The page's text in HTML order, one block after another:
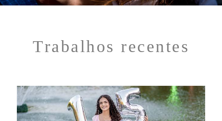
Trabalhos recentes